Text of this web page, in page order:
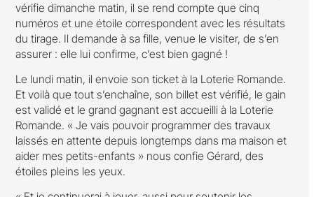
vérifie dimanche matin, il se rend compte que cinq
numéros et une étoile correspondent avec les résultats
du tirage. Il demande à sa fille, venue le visiter, de s’en
assurer : elle lui confirme, c’est bien gagné !
Le lundi matin, il envoie son ticket à la Loterie Romande.
Et voilà que tout s’enchaîne, son billet est vérifié, le gain
est validé et le grand gagnant est accueilli à la Loterie
Romande. « Je vais pouvoir programmer des travaux
laissés en attente depuis longtemps dans ma maison et
aider mes petits-enfants » nous confie Gérard, des
étoiles pleins les yeux.